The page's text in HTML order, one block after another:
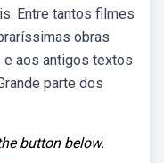
Entre tantos filmes
obras
aos antigos textos
parte dos
button below.